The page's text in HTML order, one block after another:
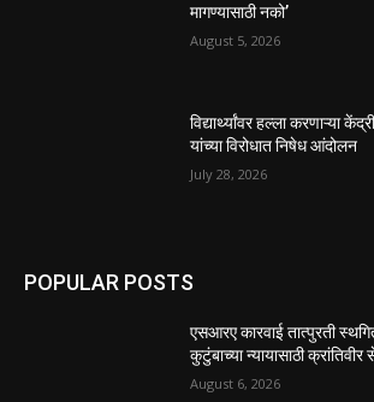
मागण्यासाठी नको’
August 5, 2026
विद्यार्थ्यांवर हल्ला करणाऱ्या
यांच्या विरोधात निषेध आंदोलन
July 28, 2026
POPULAR POSTS
एसआरए कारवाई तात्पुरती
कुटुंबाच्या न्यायासाठी
August 6, 2026